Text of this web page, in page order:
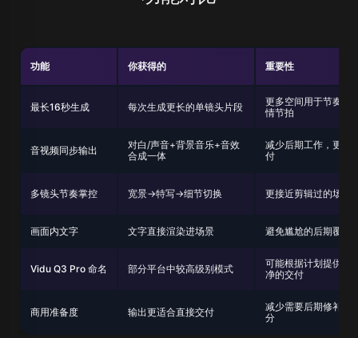
功能 你获得的 重要性
最长16秒生成 每次生成更长的单镜头片段
更多空间用于节奏和
情节拍
音视频同步输出
对白/声音+背景音乐+音效
合成一体
减少后期工作，更快
付
多镜头节奏掌控 宽景→特写→细节切换 更接近剪辑过的场景
画面内文字 文字直接渲染进场景 避免尴尬的后期覆盖
Vidu Q3 Pro 命名 部分平台中较高级别模式
可能根据计划提供更
净的交付
商用准备度 输出更适合直接交付
减少需要后期修补的
分